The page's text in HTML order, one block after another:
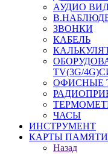
АУДИО
ЗВОНКИ
КАБЕЛЬ
TV(3G/
ОФИСНЫЕ
ЧАСЫ
ИНСТРУМЕНТ
КАРТЫ ПАМЯТИ
Назад